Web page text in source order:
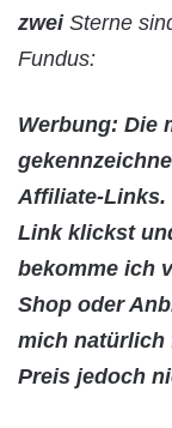
zweiSterne
Fundus:
Werbung: Die
Affiliate-Links.
Link klickst
bekomme ich
Shop oder
mich natürlich
Preis jedoch